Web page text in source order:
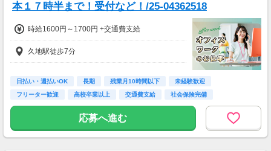
本１７時半まで！受付など！/25-04362518
時給1600円～1700円 +交通費支給
久地駅徒歩7分
日払い・週払いOK 長期 残業月10時間以下
未経験歓迎
フリーター歓迎
高校卒業以上 交通費支給
社会保険完備
社員登用あり
応募へ進む